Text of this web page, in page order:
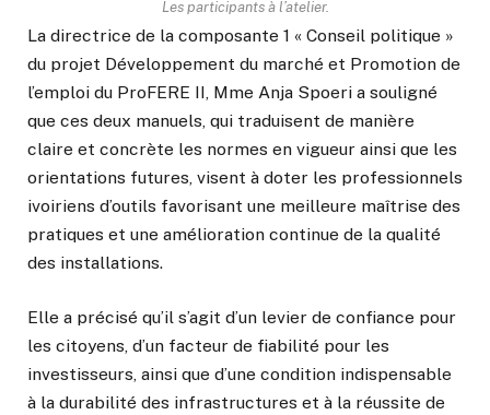
Les participants à l’atelier.
La directrice de la composante 1 « Conseil politique »
du projet Développement du marché et Promotion de
l’emploi du ProFERE II, Mme Anja Spoeri a souligné
que ces deux manuels, qui traduisent de manière
claire et concrète les normes en vigueur ainsi que les
orientations futures, visent à doter les professionnels
ivoiriens d’outils favorisant une meilleure maîtrise des
pratiques et une amélioration continue de la qualité
des installations.
Elle a précisé qu’il s’agit d’un levier de confiance pour
les citoyens, d’un facteur de fiabilité pour les
investisseurs, ainsi que d’une condition indispensable
à la durabilité des infrastructures et à la réussite de